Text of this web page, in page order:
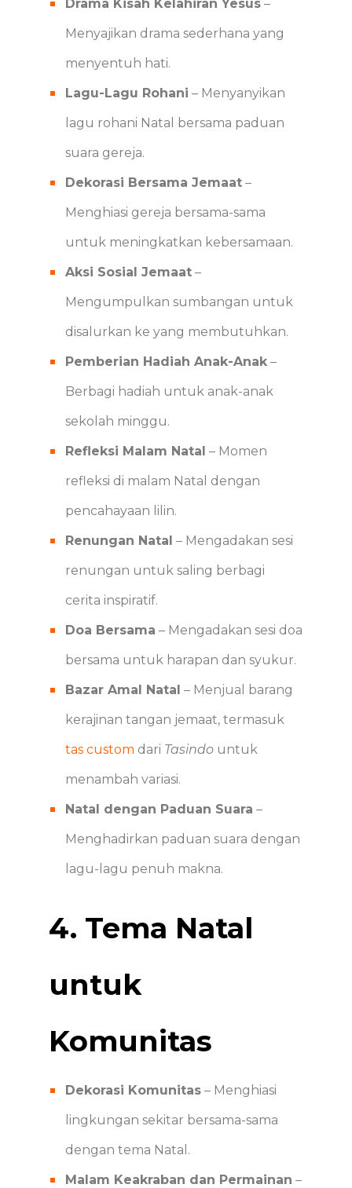
Drama Kisah Kelahiran Yesus –
Menyajikan drama sederhana yang
menyentuh hati.
Lagu-Lagu Rohani – Menyanyikan
lagu rohani Natal bersama paduan
suara gereja.
Dekorasi Bersama Jemaat –
Menghiasi gereja bersama-sama
untuk meningkatkan kebersamaan.
Aksi Sosial Jemaat –
Mengumpulkan sumbangan untuk
disalurkan ke yang membutuhkan.
Pemberian Hadiah Anak-Anak –
Berbagi hadiah untuk anak-anak
sekolah minggu.
Refleksi Malam Natal – Momen
refleksi di malam Natal dengan
pencahayaan lilin.
Renungan Natal – Mengadakan sesi
renungan untuk saling berbagi
cerita inspiratif.
Doa Bersama – Mengadakan sesi doa
bersama untuk harapan dan syukur.
Bazar Amal Natal – Menjual barang
kerajinan tangan jemaat, termasuk
tas custom dari Tasindo untuk
menambah variasi.
Natal dengan Paduan Suara –
Menghadirkan paduan suara dengan
lagu-lagu penuh makna.
4. Tema Natal
untuk
Komunitas
Dekorasi Komunitas – Menghiasi
lingkungan sekitar bersama-sama
dengan tema Natal.
Malam Keakraban dan Permainan –